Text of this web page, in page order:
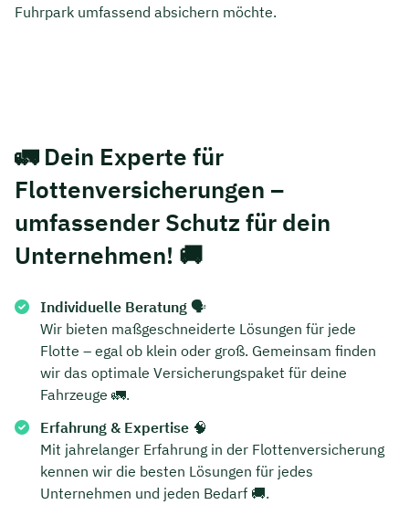
Fuhrpark umfassend absichern möchte.
🚛 Dein Experte für
Flottenversicherungen –
umfassender Schutz für dein
Unternehmen! 🚚
Individuelle Beratung 🗣️
Wir bieten maßgeschneiderte Lösungen für jede
Flotte – egal ob klein oder groß. Gemeinsam finden
wir das optimale Versicherungspaket für deine
Fahrzeuge 🚛.
Erfahrung & Expertise 🧠
Mit jahrelanger Erfahrung in der Flottenversicherung
kennen wir die besten Lösungen für jedes
Unternehmen und jeden Bedarf 🚚.